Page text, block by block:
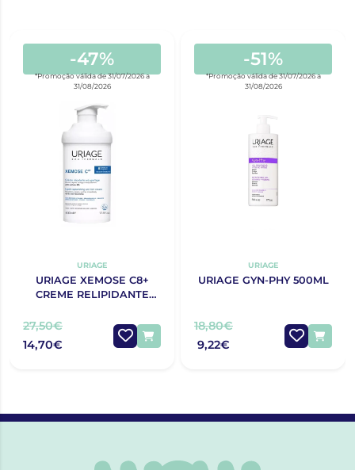
-47%
*Promoção válida de 31/07/2026 a
31/08/2026
URIAGE
URIAGE XEMOSE C8+
CREME RELIPIDANTE
27,50€
14,70€
-51%
*Promoção válida de 31/07/2026 a
31/08/2026
URIAGE
URIAGE GYN-PHY 500ML
18,80€
9,22€